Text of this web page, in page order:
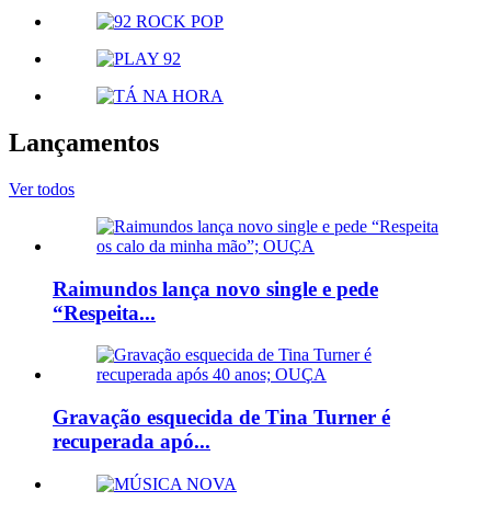
Lançamentos
Ver todos
Raimundos lança novo single e pede
“Respeita...
Gravação esquecida de Tina Turner é
recuperada apó...